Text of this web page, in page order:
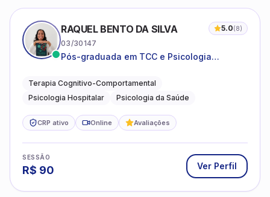
RAQUEL BENTO DA SILVA 5.0(8)
03/30147
Pós-graduada em TCC e Psicologia
Terapia Cognitivo-Comportamental
Psicologia Hospitalar
Psicologia da Saúde
CRP ativo Online Avaliações
SESSÃO
R$ 90 Ver Perfil